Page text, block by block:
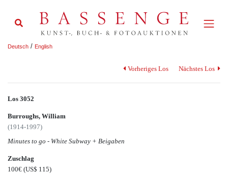
Deutsch / English
Vorheriges Los Nächstes Los
Los 3052
Burroughs, William
(1914-1997)
Minutes to go - White Subway + Beigaben
Zuschlag
100€ (US$ 115)